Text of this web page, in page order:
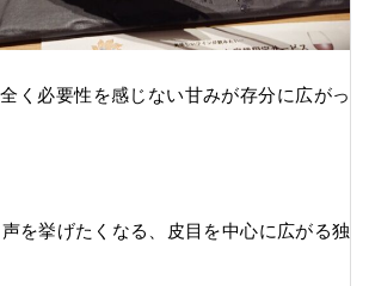
く必要性を感じない甘みが存分に広がっ
を挙げたくなる、皮目を中心に広がる独